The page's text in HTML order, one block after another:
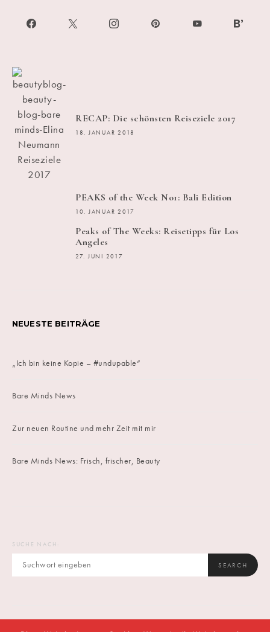
RECAP: Die schönsten Reiseziele 2017
18. JANUAR 2018
PEAKS of the Week No1: Bali Edition
10. JANUAR 2017
Peaks of The Weeks: Reisetipps für Los
Angeles
27. JUNI 2017
NEUESTE BEITRÄGE
„Ich bin keine Kopie – #undupable“
Bare Minds News
Zur neuen Routine und mehr Zeit mit mir
Bare Minds News: Frisch, frischer, Beauty
SUCHE NACH:
SEARCH